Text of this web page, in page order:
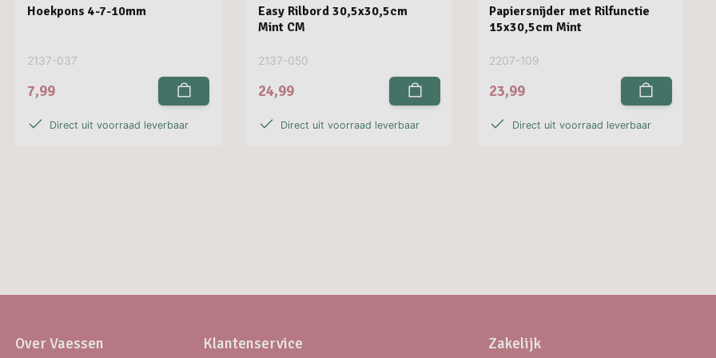
Hoekpons 4-7-10mm
2137-037
7,99
Direct uit voorraad leverbaar
Easy Rilbord 30,5x30,5cm
Mint CM
2137-050
24,99
Direct uit voorraad leverbaar
Papiersnijder met Rilfunctie
15x30,5cm Mint
2207-109
23,99
Direct uit voorraad leverbaar
Over Vaessen Klantenservice Zakelijk